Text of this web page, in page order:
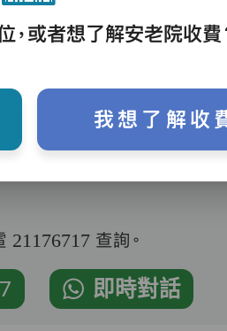
餵飯、換尿片
查詢。
即時對話
，或者想了解安老院收費
我想了解收